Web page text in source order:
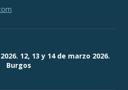
2026. 12, 13 y 14 de marzo 2026.
Burgos